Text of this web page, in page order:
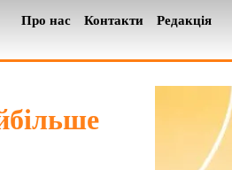
Про нас Контакти Редакція